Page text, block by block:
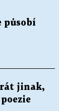
působí
jinak,